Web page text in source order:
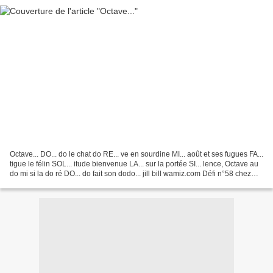
Octave... DO... do le chat do RE... ve en sourdine MI... août et ses fugues FA...
tigue le félin SOL... itude bienvenue LA... sur la portée SI... lence, Octave au
do mi si la do ré DO... do fait son dodo... jill bill wamiz.com Défi n°58 chez